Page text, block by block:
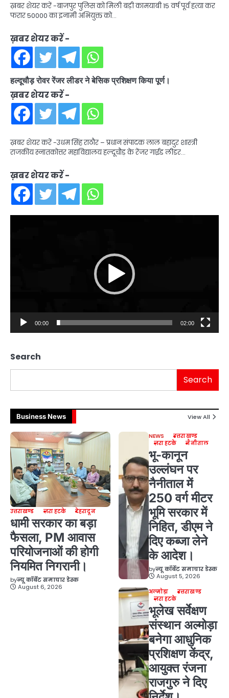
ख़बर शेयर करें -बाजपुर पुलिस को मिली बड़ी कामयाबी 15 वर्ष पूर्व हत्या कर
फरार 50000 का इनामी अभियुक्त को…
ख़बर शेयर करें -
हल्दूचौड़ रोवर रेंजर लीडर ने बेसिक प्रशिक्षण किया पूर्ण।
ख़बर शेयर करें -
ख़बर शेयर करें -उधम सिंह राठौर – प्रधान संपादक लाल बहादुर शास्त्री
राजकीय स्नातकोत्तर महाविद्यालय हल्दूचौड़ के रेंजर गाईड लीडर…
ख़बर शेयर करें -
00:00 02:00
Search
Search
Business News View All
उत्तराखण्ड ज़रा हटके देहरादून
धामी सरकार का बड़ा
फैसला, PM आवास
परियोजनाओं की होगी
नियमित निगरानी।
byन्यू कॉर्बेट समाचार डेस्क
August 6, 2026
NEWS
उत्तराखण्ड
ज़रा हटके
नैनीताल
भू-कानून
उल्लंघन पर
नैनीताल में
250 वर्ग मीटर
भूमि सरकार में
निहित, डीएम ने
दिए कब्जा लेने
के आदेश।
byन्यू कॉर्बेट समाचार डेस्क
August 5, 2026
अल्मोड़ा
उत्तराखण्ड
ज़रा हटके
भूलेख सर्वेक्षण
संस्थान अल्मोड़ा
बनेगा आधुनिक
प्रशिक्षण केंद्र,
आयुक्त रंजना
राजगुरु ने दिए